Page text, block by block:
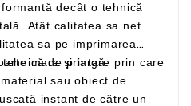
o tehnică
Atât calitatea sa net
sa pe imprimarea
este foarte mare și largă
instant de către un